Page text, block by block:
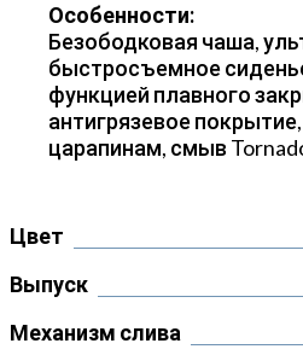
Особенности:
Безободковая чаша,
быстросъемное
функцией плавного
антигрязевое
царапинам, смыв
Цвет
Выпуск
Механизм слива